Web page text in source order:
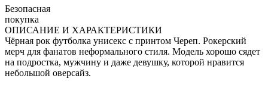
Безопасная
покупка
ОПИСАНИЕ И ХАРАКТЕРИСТИКИ
Чёрная рок футболка унисекс с принтом Череп. Рокерский
мерч для фанатов неформального стиля. Модель хорошо сядет
на подростка, мужчину и даже девушку, которой нравится
небольшой оверсайз.